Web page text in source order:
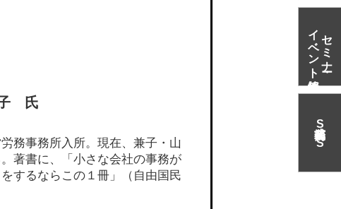
セミナー・
イベント情報
S
N
S
氏
務事務所入所。現在、兼子・山
著書に、「小さな会社の事務が
するならこの１冊」（自由国民